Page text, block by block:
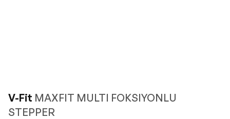
V-Fit MAXFIT MULTI FOKSIYONLU
STEPPER